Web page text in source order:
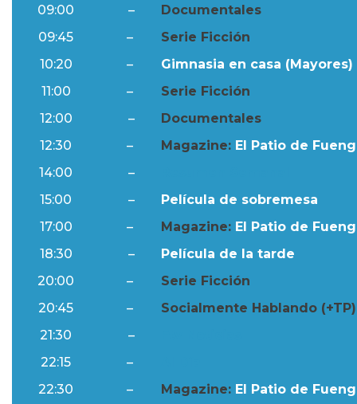
09:00
–
Documentales
09:45
–
Serie Ficción
10:20
–
Gimnasia en casa (Mayores)
11:00
–
Serie Ficción
12:00
–
Documentales
12:30
– Magazine: El Patio de
14:00
–
15:00
–
Película de sobremesa
17:00
– Magazine: El Patio de
18:30
–
Película de la tarde
20:00
–
Serie Ficción
20:45
–
Socialmente Hablando (+TP)
21:30
–
22:15
–
22:30
– Magazine: El Patio de